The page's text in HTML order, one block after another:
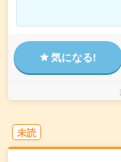
気になる!
未読